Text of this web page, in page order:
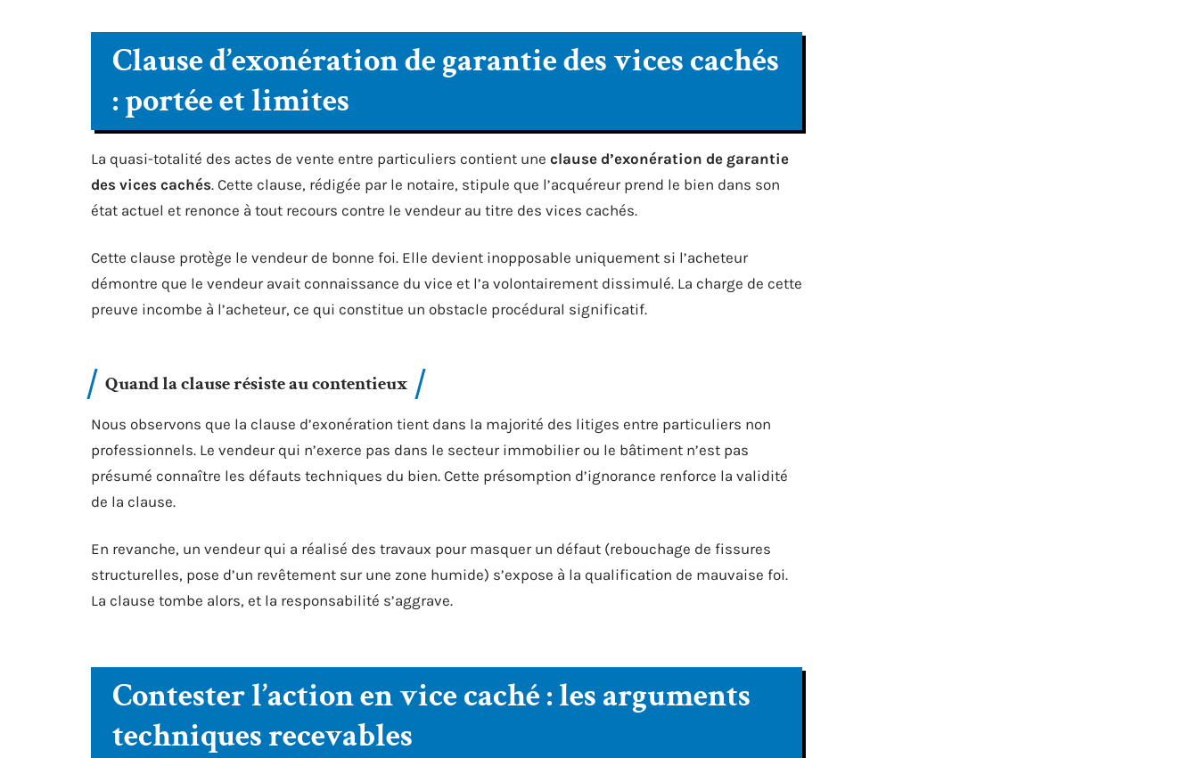
Clause d’exonération de garantie des vices cachés
: portée et limites
La quasi-totalité des actes de vente entre particuliers contient une clause d’exonération de garantie
des vices cachés. Cette clause, rédigée par le notaire, stipule que l’acquéreur prend le bien dans son
état actuel et renonce à tout recours contre le vendeur au titre des vices cachés.
Cette clause protège le vendeur de bonne foi. Elle devient inopposable uniquement si l’acheteur
démontre que le vendeur avait connaissance du vice et l’a volontairement dissimulé. La charge de cette
preuve incombe à l’acheteur, ce qui constitue un obstacle procédural significatif.
Quand la clause résiste au contentieux
Nous observons que la clause d’exonération tient dans la majorité des litiges entre particuliers non
professionnels. Le vendeur qui n’exerce pas dans le secteur immobilier ou le bâtiment n’est pas
présumé connaître les défauts techniques du bien. Cette présomption d’ignorance renforce la validité
de la clause.
En revanche, un vendeur qui a réalisé des travaux pour masquer un défaut (rebouchage de fissures
structurelles, pose d’un revêtement sur une zone humide) s’expose à la qualification de mauvaise foi.
La clause tombe alors, et la responsabilité s’aggrave.
Contester l’action en vice caché : les arguments
techniques recevables